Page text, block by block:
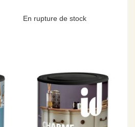
En rupture de stock